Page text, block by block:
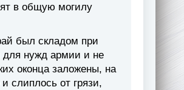
в общую могилу
был складом при
для нужд армии и не
оконца заложены, на
слиплось от грязи,